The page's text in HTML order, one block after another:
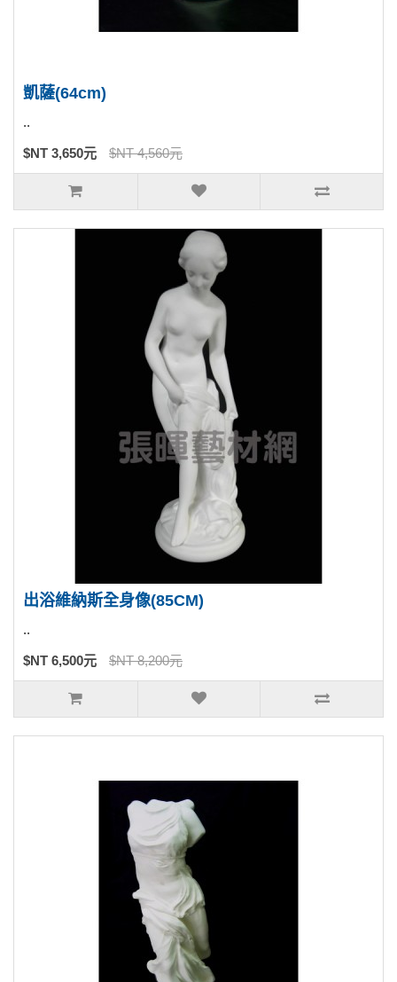
凱薩(64cm)
..
$NT 3,650元 $NT 4,560元
出浴維納斯全身像(85CM)
..
$NT 6,500元 $NT 8,200元